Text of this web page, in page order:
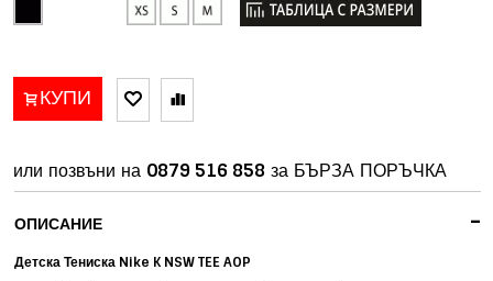
КУПИ
или позвъни на 0879 516 858 за БЪРЗА ПОРЪЧКА
-
ОПИСАНИЕ
Детска Тениска Nike K NSW TEE AOP